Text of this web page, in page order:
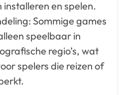
installeren en spelen.
Sommige games
speelbaar in
regio’s, wat
spelers die reizen of